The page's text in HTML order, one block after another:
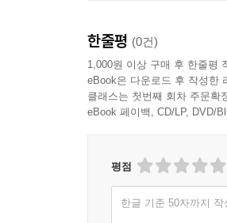
한줄평 (0건)
1,000원 이상 구매 후 한줄평
eBook은 다운로드 후 작성한
클래스는 첫번째 회차 주문확
eBook 페이백, CD/LP, DVD/
평점
한글 기준 50자까지 작